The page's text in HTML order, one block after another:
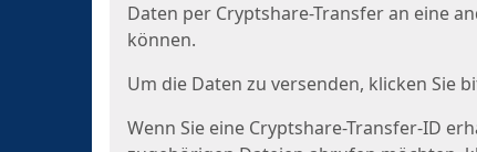
Daten per Cryptshare-Transfer an eine
können.
Um die Daten zu versenden, klicken Sie
Wenn Sie eine Cryptshare-Transfer-ID